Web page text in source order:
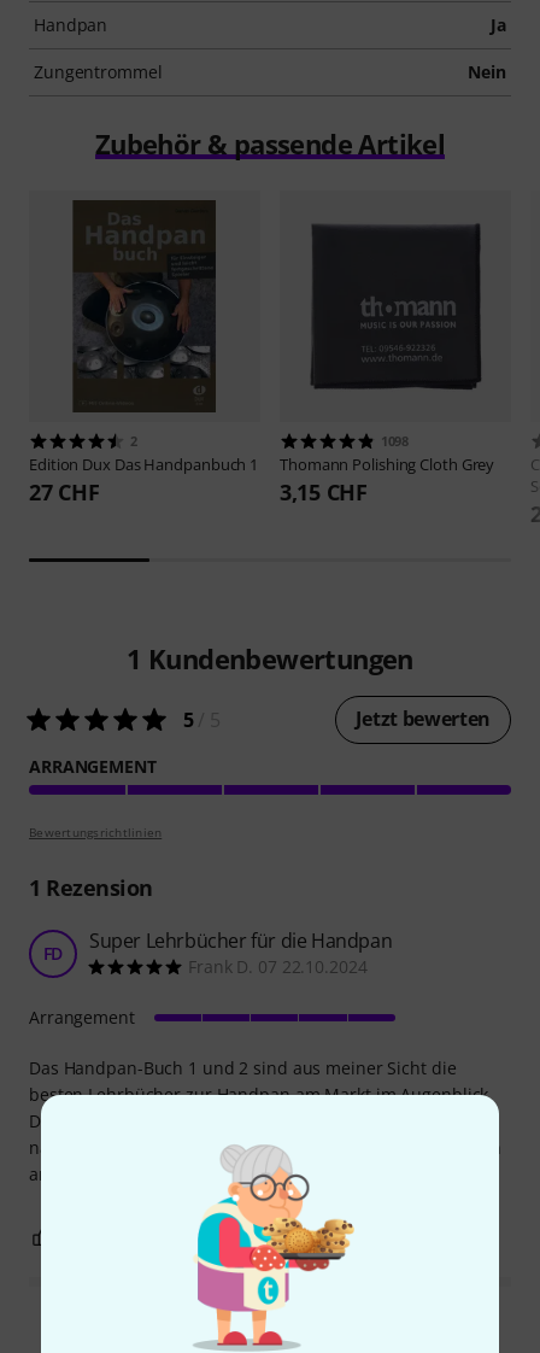
Handpan Ja
Zungentrommel Nein
Zubehör & passende Artikel
2
Edition Dux Das Handpanbuch 1
27 CHF
1098
Thomann Polishing Cloth Grey
3,15 CHF
1 Kundenbewertungen
5/ 5 Jetzt bewerten
ARRANGEMENT
Bewertungsrichtlinien
1 Rezension
FD Super Lehrbücher für die Handpan
Frank D. 07 22.10.2024
Das Handpan-Buch 1 und 2 sind aus meiner Sicht die
besten Lehrbücher zur Handpan am Markt im Augenblick.
Das Buch Übungsstücke vom selben Autor ist sehr einfach
nach zu spielen und die Stücke darin sind auch sehr schön
arrangiert. Man lernt Schritt für Schritt zu improvisieren.
Arrangement
BEWERTUNG MELDEN
Alle Bewertungen lesen